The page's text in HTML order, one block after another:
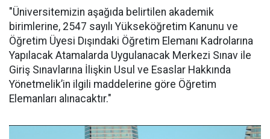
"Üniversitemizin aşağıda belirtilen akademik
birimlerine, 2547 sayılı Yükseköğretim Kanunu ve
Öğretim Üyesi Dışındaki Öğretim Elemanı Kadrolarına
Yapılacak Atamalarda Uygulanacak Merkezi Sınav ile
Giriş Sınavlarına İlişkin Usul ve Esaslar Hakkında
Yönetmelik’in ilgili maddelerine göre Öğretim
Elemanları alınacaktır."